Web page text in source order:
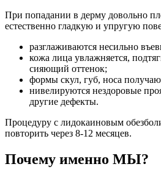
При попадании в дерму довольно
естественно гладкую и упругую
разглаживаются несильно
кожа лица увлажняется,
сияющий оттенок;
формы скул, губ, носа
нивелируются нездоровые
другие дефекты.
Процедуру с лидокаиновым
повторить через 8-12 месяцев.
Почему именно МЫ?